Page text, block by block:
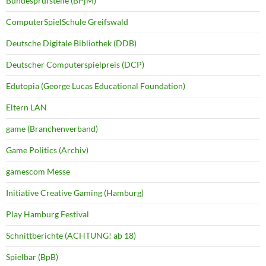
ComputerSpielSchule Greifswald
Deutsche Digitale Bibliothek (DDB)
Deutscher Computerspielpreis (DCP)
Edutopia (George Lucas Educational Foundation)
Eltern LAN
game (Branchenverband)
Game Politics (Archiv)
gamescom Messe
Initiative Creative Gaming (Hamburg)
Play Hamburg Festival
Schnittberichte (ACHTUNG! ab 18)
Spielbar (BpB)